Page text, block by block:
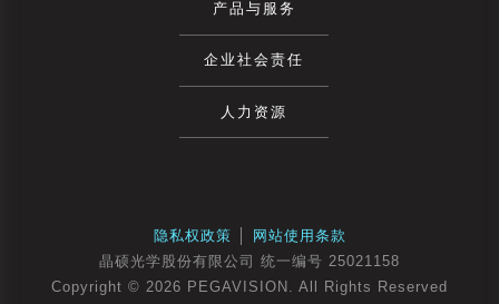
产品与服务
企业社会责任
人力资源
隐私权政策
网站使用条款
晶硕光学股份有限公司 统一编号 25021158
Copyright © 2026 PEGAVISION. All Rights Reserved